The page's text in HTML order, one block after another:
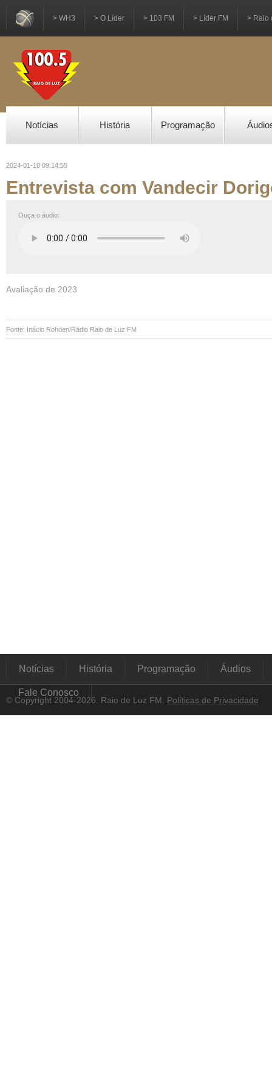
> WH3 > O Líder > 103 FM > Líder FM > Raio
Notícias História Programação
2024-01-10 09:14:55
Entrevista com Vandecir
Ouça o áudio:
Avaliação de 2023
Fonte: Inácio Rohden/Rádio Raio de Luz FM
Notícias História Programação Áudios
Fale Conosco
© Copyright 2004-2026. Raio de Luz FM. Políticas de Privacidade